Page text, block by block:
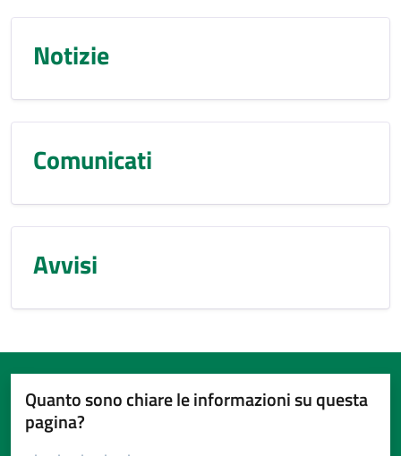
Notizie
Comunicati
Avvisi
Quanto sono chiare le informazioni su questa
pagina?